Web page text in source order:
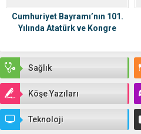
Cumhuriyet Bayramı’nın 101.
Yılında Atatürk ve Kongre
Sağlık
Köşe Yazıları
Teknoloji